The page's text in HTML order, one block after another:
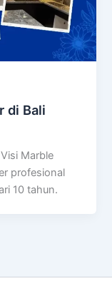
di Bali
Marble
profesional
10 tahun.